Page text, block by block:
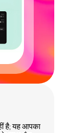
है; यह आपका